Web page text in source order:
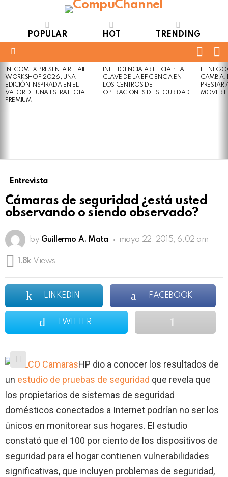
POPULAR HOT TRENDING
LATEST
STORIES
INTCOMEX PRESENTA RETAIL
WORKSHOP 2026, UNA
EDICIÓN INSPIRADA EN EL
VALOR DE UNA ESTRATEGIA
PREMIUM
INTELIGENCIA ARTIFICIAL: LA
CLAVE DE LA EFICIENCIA EN
LOS CENTROS DE
OPERACIONES DE SEGURIDAD
EL
CAMBIA:
MOVER
Entrevista
Cámaras de seguridad ¿está usted
observando o siendo observado?
by Guillermo A. Mata mayo 22, 2015, 6:02 am
1.8k Views
LINKEDIN FACEBOOK
TWITTER
HP dio a conocer los resultados de
un estudio de pruebas de seguridad que revela que
los propietarios de sistemas de seguridad
domésticos conectados a Internet podrían no ser los
únicos en monitorear sus hogares. El estudio
constató que el 100 por ciento de los dispositivos de
seguridad para el hogar contienen vulnerabilidades
significativas, que incluyen problemas de seguridad,